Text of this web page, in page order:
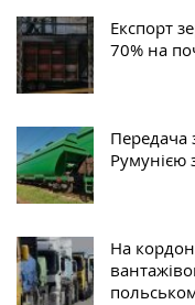
Експорт
70% на
Передача
Румунією
На